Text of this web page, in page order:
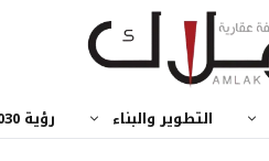
التطوير والبناء رؤية 2030